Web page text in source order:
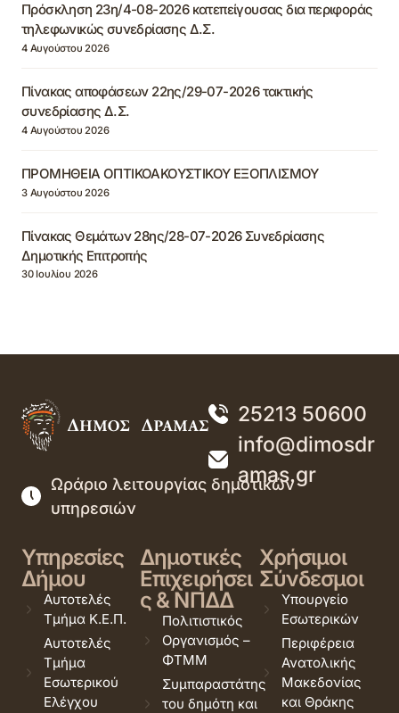
Πρόσκληση 23η/4-08-2026 κατεπείγουσας δια περιφοράς
τηλεφωνικώς συνεδρίασης Δ.Σ.
4 Αυγούστου 2026
Πίνακας αποφάσεων 22ης/29-07-2026 τακτικής
συνεδρίασης Δ.Σ.
4 Αυγούστου 2026
ΠΡΟΜΗΘΕΙΑ ΟΠΤΙΚΟΑΚΟΥΣΤΙΚΟΥ ΕΞΟΠΛΙΣΜΟΥ
3 Αυγούστου 2026
Πίνακας Θεμάτων 28ης/28-07-2026 Συνεδρίασης
Δημοτικής Επιτροπής
30 Ιουλίου 2026
25213 50600
info@dimosdr
amas.gr
Ωράριο λειτουργίας δημοτικών
υπηρεσιών
Υπηρεσίες
Δήμου
Αυτοτελές
Τμήμα Κ.Ε.Π.
Αυτοτελές
Τμήμα
Εσωτερικού
Ελέγχου
Δημοτικές
Επιχειρήσει
ς & ΝΠΔΔ
Πολιτιστικός
Οργανισμός –
ΦΤΜΜ
Συμπαραστάτης
του δημότη και
Χρήσιμοι
Σύνδεσμοι
Υπουργείο
Εσωτερικών
Περιφέρεια
Ανατολικής
Μακεδονίας
και Θράκης